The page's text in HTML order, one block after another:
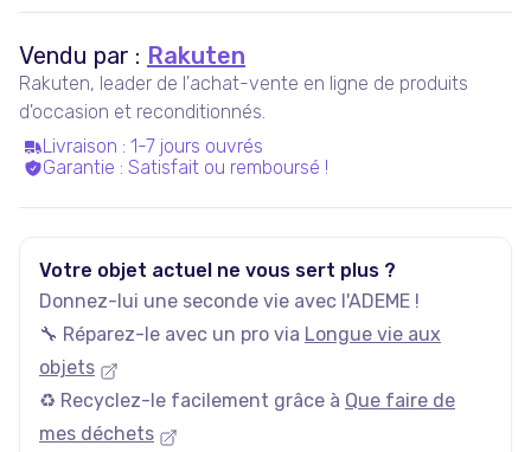
Vendu par : Rakuten
Rakuten, leader de l'achat-vente en ligne de produits
d'occasion et reconditionnés.
Livraison : 1-7 jours ouvrés
Garantie : Satisfait ou remboursé !
Votre objet actuel ne vous sert plus ?
Donnez-lui une seconde vie avec l'ADEME !
🔧 Réparez-le avec un pro via Longue vie aux
objets
♻️ Recyclez-le facilement grâce à Que faire de
mes déchets